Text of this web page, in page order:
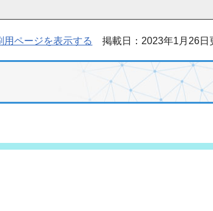
用ページを表示する 掲載日：2023年1月26日